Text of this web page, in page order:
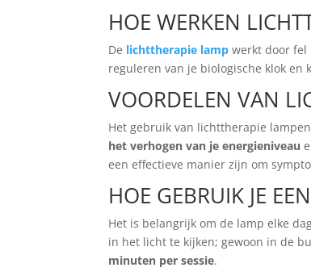
HOE WERKEN
De lichttherapie lamp werkt door
reguleren van je biologische klok
VOORDELEN VAN
Het gebruik van lichttherapie
het verhogen van je energieniveau
een effectieve manier zijn om
HOE GEBRUIK JE
Het is belangrijk om de lamp elke
in het licht te kijken; gewoon in de
minuten per sessie.